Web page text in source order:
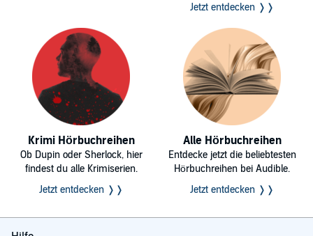
Jetzt entdecken ❭❭
Krimi Hörbuchreihen
Ob Dupin oder Sherlock, hier
findest du alle Krimiserien.
Jetzt entdecken ❭❭
Alle Hörbuchreihen
Entdecke jetzt die beliebtesten
Hörbuchreihen bei Audible.
Jetzt entdecken ❭❭